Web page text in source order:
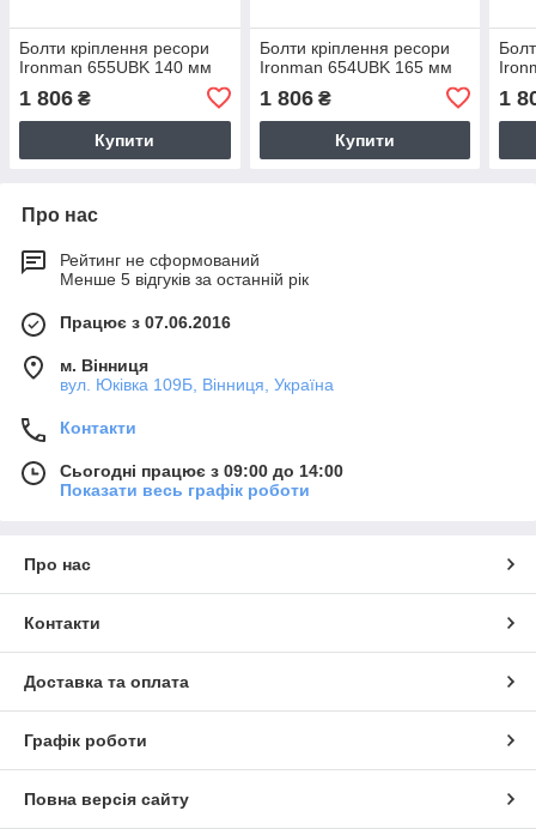
Болти кріплення ресори
Ironman 655UBK 140 мм
1 806 ₴
Купити
Болти кріплення ресори
Ironman 654UBK 165 мм
1 806₴
Купити
1
Про нас
Рейтинг не сформований
Менше 5 відгуків за останній рік
Працює з 07.06.2016
м. Вінниця
вул. Юківка 109Б, Вінниця, Україна
Контакти
Сьогодні працює з 09:00 до 14:00
Показати весь графік роботи
Про нас
Контакти
Доставка та оплата
Графік роботи
Повна версія сайту